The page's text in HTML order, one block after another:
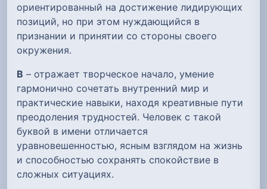
ориентированный на достижение лидирующих
позиций, но при этом нуждающийся в
признании и принятии со стороны своего
окружения.
В – отражает творческое начало, умение
гармонично сочетать внутренний мир и
практические навыки, находя креативные пути
преодоления трудностей. Человек с такой
буквой в имени отличается
уравновешенностью, ясным взглядом на жизнь
и способностью сохранять спокойствие в
сложных ситуациях.